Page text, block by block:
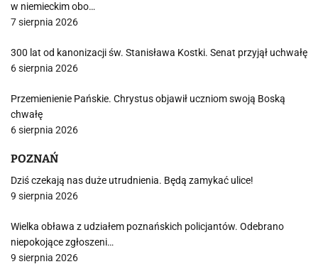
w niemieckim obo…
7 sierpnia 2026
300 lat od kanonizacji św. Stanisława Kostki. Senat przyjął uchwałę
6 sierpnia 2026
Przemienienie Pańskie. Chrystus objawił uczniom swoją Boską
chwałę
6 sierpnia 2026
POZNAŃ
Dziś czekają nas duże utrudnienia. Będą zamykać ulice!
9 sierpnia 2026
Wielka obława z udziałem poznańskich policjantów. Odebrano
niepokojące zgłoszeni…
9 sierpnia 2026